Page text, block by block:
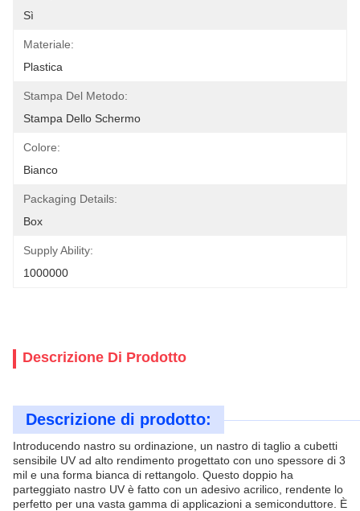
Sì
Materiale:
Plastica
Stampa Del Metodo:
Stampa Dello Schermo
Colore:
Bianco
Packaging Details:
Box
Supply Ability:
1000000
Descrizione Di Prodotto
Descrizione di prodotto:
Introducendo nastro su ordinazione, un nastro di taglio a cubetti
sensibile UV ad alto rendimento progettato con uno spessore di 3
mil e una forma bianca di rettangolo. Questo doppio ha
parteggiato nastro UV è fatto con un adesivo acrilico, rendente lo
perfetto per una vasta gamma di applicazioni a semiconduttore. È